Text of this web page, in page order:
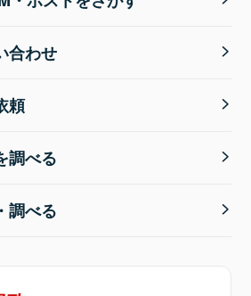
合わせ
頼
調べる
調べる